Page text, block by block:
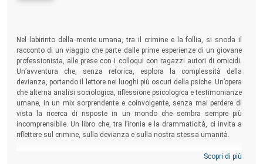
Nel labirinto della mente umana, tra il crimine e la follia, si snoda il
racconto di un viaggio che parte dalle prime esperienze di un giovane
professionista, alle prese con i colloqui con ragazzi autori di omicidi.
Un’avventura che, senza retorica, esplora la complessità della
devianza, portando il lettore nei luoghi più oscuri della psiche. Un’opera
che alterna analisi sociologica, riflessione psicologica e testimonianze
umane, in un mix sorprendente e coinvolgente, senza mai perdere di
vista la ricerca di risposte in un mondo che sembra sempre più
incomprensibile. Un libro che, tra l’ironia e la drammaticità, ci invita a
riflettere sul crimine, sulla devianza e sulla nostra stessa umanità.
Scopri di più